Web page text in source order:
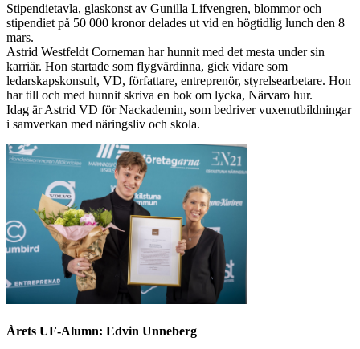
Stipendietavla, glaskonst av Gunilla Lifvengren, blommor och
stipendiet på 50 000 kronor delades ut vid en högtidlig lunch den 8
mars.
Astrid Westfeldt Corneman har hunnit med det mesta under sin
karriär. Hon startade som flygvärdinna, gick vidare som
ledarskapskonsult, VD, författare, entreprenör, styrelsearbetare. Hon
har till och med hunnit skriva en bok om lycka, Närvaro hur.
Idag är Astrid VD för Nackademin, som bedriver vuxenutbildningar
i samverkan med näringsliv och skola.
Årets UF-Alumn: Edvin Unneberg